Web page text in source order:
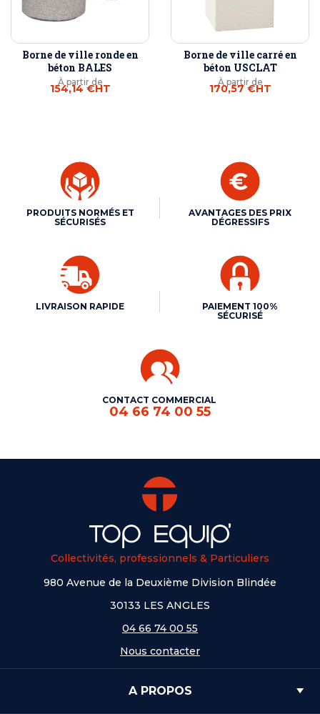
Borne de ville ronde en
béton BALES
À partir de
154,14 €HT
Borne de ville carré en
béton USCLAT
À partir de
170,57 €HT
PRODUITS NORMÉS ET
SÉCURISÉS
AVANTAGES DES PRIX
DÉGRESSIFS
LIVRAISON RAPIDE
PAIEMENT 100%
SÉCURISÉ
CONTACT COMMERCIAL
04 66 74 00 55
Collectivités, professionnels & Particuliers
980 Avenue de la Deuxième Division Blindée
30133 LES ANGLES
04 66 74 00 55
Nous contacter
A PROPOS